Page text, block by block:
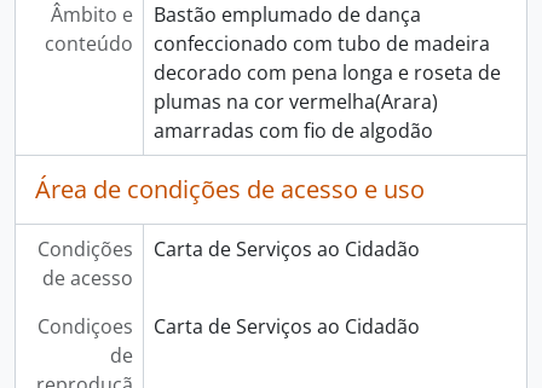
Âmbito e
conteúdo
Bastão emplumado de dança
confeccionado com tubo de madeira
decorado com pena longa e roseta de
plumas na cor vermelha(Arara)
amarradas com fio de algodão
Área de condições de acesso e uso
Condições
de acesso
Carta de Serviços ao Cidadão
Condiçoes
de
Carta de Serviços ao Cidadão